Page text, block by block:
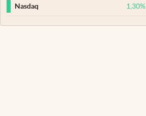
Nasdaq 1,30%